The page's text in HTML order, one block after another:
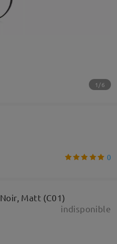
1/6
0
Noir, Matt (C01)
indisponible